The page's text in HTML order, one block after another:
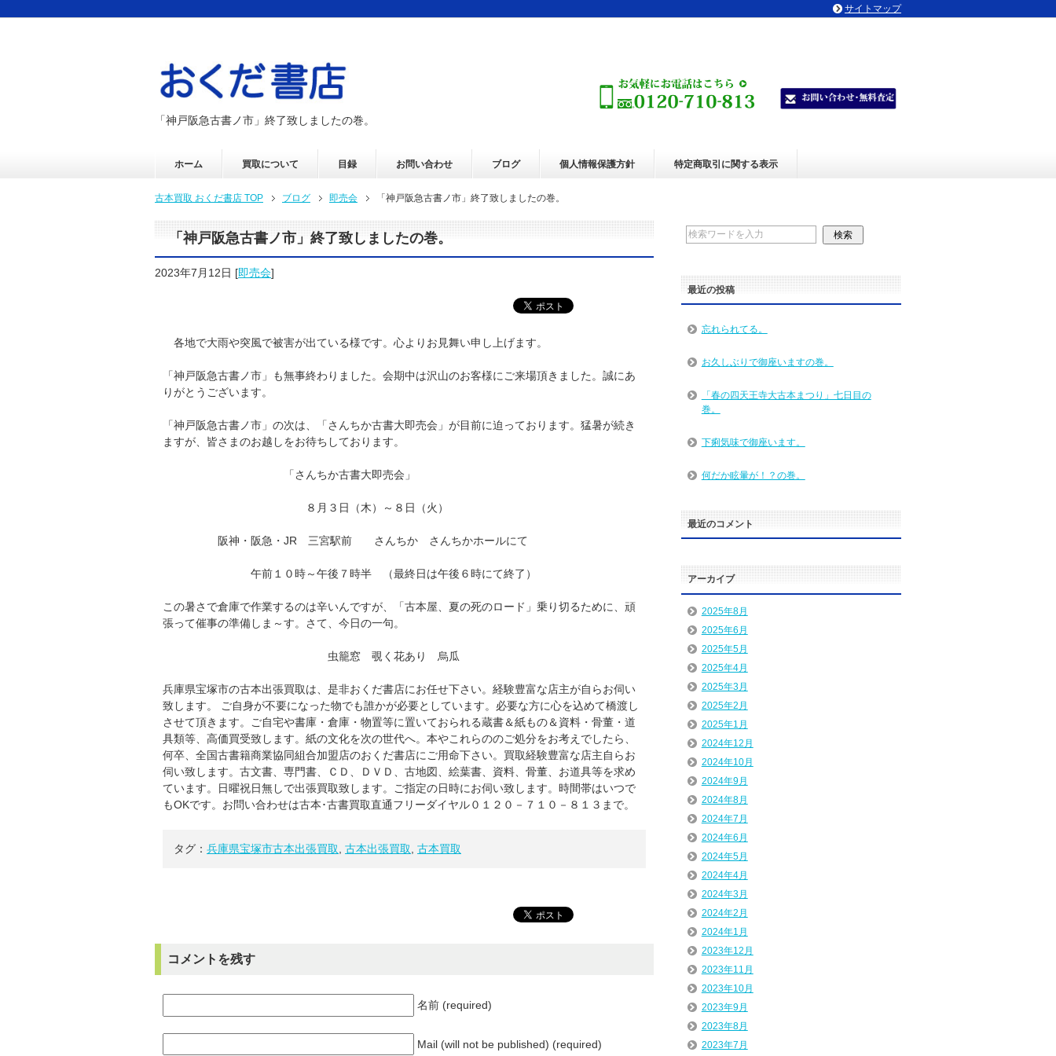
「神戸阪急古書ノ市」終了致しましたの巻。
ホーム 買取について 目録 お問い合わせ ブログ 個人情報保護方針 特定商取引に関する表示
古本買取 おくだ書店 TOP ブログ 即売会 「神戸阪急古書ノ市」終了致しましたの巻。
「神戸阪急古書ノ市」終了致しましたの巻。
2023年7月12日 [即売会]
各地で大雨や突風で被害が出ている様です。心よりお見舞い申し上げます。
「神戸阪急古書ノ市」も無事終わりました。会期中は沢山のお客様にご来場頂きました。誠にあ
りがとうございます。
「神戸阪急古書ノ市」の次は、「さんちか古書大即売会」が目前に迫っております。猛暑が続き
ますが、皆さまのお越しをお待ちしております。
「さんちか古書大即売会」
８月３日（木）～８日（火）
阪神・阪急・JR 三宮駅前 さんちか さんちかホールにて
午前１０時～午後７時半 （最終日は午後６時にて終了）
この暑さで倉庫で作業するのは辛いんですが、「古本屋、夏の死のロード」乗り切るために、頑
張って催事の準備しま～す。さて、今日の一句。
虫籠窓 覗く花あり 烏瓜
兵庫県宝塚市の古本出張買取は、是非おくだ書店にお任せ下さい。経験豊富な店主が自らお伺い
致します。 ご自身が不要になった物でも誰かが必要としています。必要な方に心を込めて橋渡し
させて頂きます。ご自宅や書庫・倉庫・物置等に置いておられる蔵書＆紙もの＆資料・骨董・道
具類等、高価買受致します。紙の文化を次の世代へ。本やこれらののご処分をお考えでしたら、
何卒、全国古書籍商業協同組合加盟店のおくだ書店にご用命下さい。買取経験豊富な店主自らお
伺い致します。古文書、専門書、ＣＤ、ＤＶＤ、古地図、絵葉書、資料、骨董、お道具等を求め
ています。日曜祝日無しで出張買取致します。ご指定の日時にお伺い致します。時間帯はいつで
もOKです。お問い合わせは古本･古書買取直通フリーダイヤル０１２０－７１０－８１３まで。
タグ： 兵庫県宝塚市古本出張買取, 古本出張買取, 古本買取
コメントを残す
名前 (required)
Mail (will not be published) (required)
最近の投稿
忘れられてる。
お久しぶりで御座いますの巻。
「春の四天王寺大古本まつり」七日目の
巻。
下痢気味で御座います。
何だか眩暈が！？の巻。
最近のコメント
アーカイブ
2025年8月
2025年6月
2025年5月
2025年4月
2025年3月
2025年2月
2025年1月
2024年12月
2024年10月
2024年9月
2024年8月
2024年7月
2024年6月
2024年5月
2024年4月
2024年3月
2024年2月
2024年1月
2023年12月
2023年11月
2023年10月
2023年9月
2023年8月
2023年7月
サイトマップ